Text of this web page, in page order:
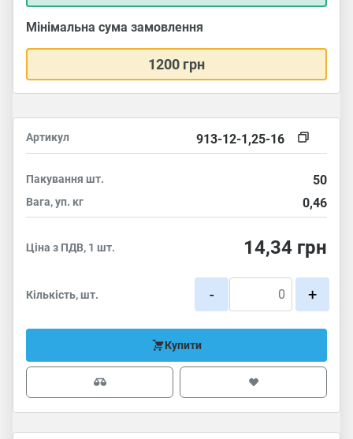
Мінімальна сума замовлення
1200 грн
Артикул 913-12-1,25-16
Пакування шт. 50
Вага, уп. кг 0,46
Ціна з ПДВ, 1 шт. 14,34 грн
Кількість, шт. - +
Купити